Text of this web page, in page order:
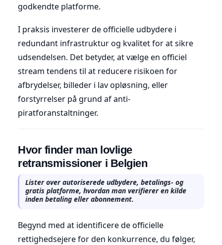
godkendte platforme.
I praksis investerer de officielle udbydere i
redundant infrastruktur og kvalitet for at sikre
udsendelsen. Det betyder, at vælge en officiel
stream tendens til at reducere risikoen for
afbrydelser, billeder i lav opløsning, eller
forstyrrelser på grund af anti-
piratforanstaltninger.
Hvor finder man lovlige
retransmissioner i Belgien
Lister over autoriserede udbydere, betalings- og
gratis platforme, hvordan man verifierer en kilde
inden betaling eller abonnement.
Begynd med at identificere de officielle
rettighedsejere for den konkurrence, du følger,